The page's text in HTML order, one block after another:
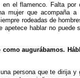
el flamenco. Falta por
mujer que acompaña
rodeadas de
hablar no puede
augurábamos.
persona que te dirija